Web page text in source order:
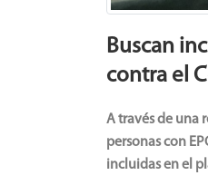
Buscan
contra el
A través de una
personas con
incluidas en el